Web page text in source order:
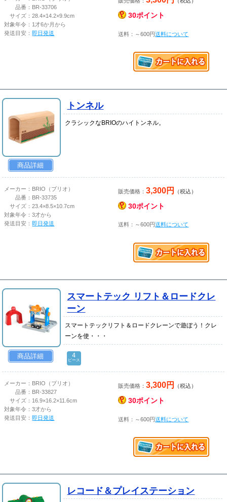
品番： BR-33706
サイズ：28.4×14.2×9.9cm
対象年令： 1才6か月から
発送目安：即日発送
30ポイント
送料：～600円送料について
商品詳細
トンネル
クラシックなBRIOのハイトンネル。
メーカー： BRIO（ブリオ）
品番： BR-33735
サイズ：23.4×8.5×10.7cm
対象年令：3才から
発送目安： 即日発送
販売価格：3,300円 （税込）
30ポイント
送料：～600円送料について
商品詳細
スマートテック リフト＆ロードクレ
ーン
スマートテックリフト＆ロードクレーンで遊ぼう！クレ
ーンを使・・・
4
ピース
メーカー： BRIO（ブリオ）
品番： BR-33827
サイズ： 16.9×16.2×11.6cm
対象年令：3才から
発送目安： 即日発送
販売価格：3,300円 （税込）
30ポイント
送料：～600円送料について
レコード＆プレイステーション